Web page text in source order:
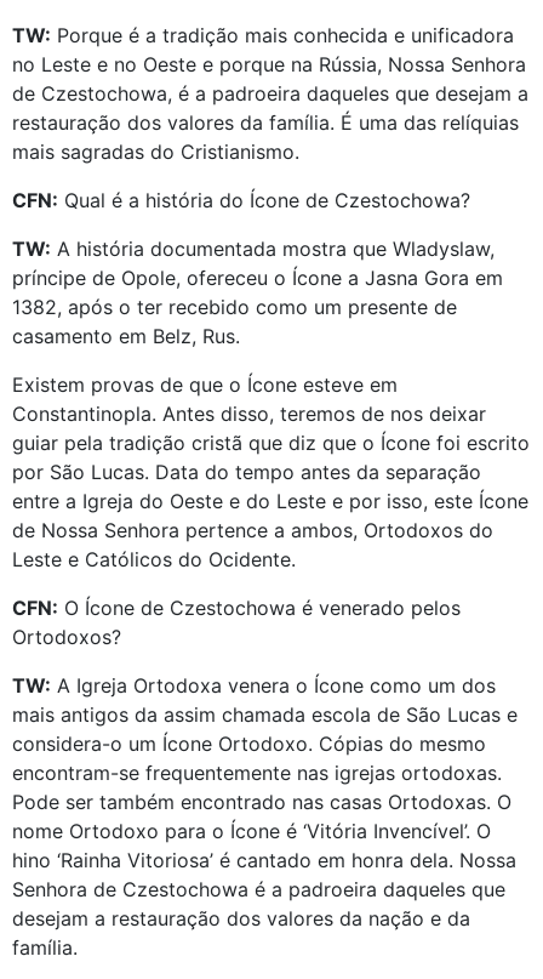
TW: Porque é a tradição mais conhecida e unificadora
no Leste e no Oeste e porque na Rússia, Nossa Senhora
de Czestochowa, é a padroeira daqueles que desejam a
restauração dos valores da família. É uma das relíquias
mais sagradas do Cristianismo.
CFN: Qual é a história do Ícone de Czestochowa?
TW: A história documentada mostra que Wladyslaw,
príncipe de Opole, ofereceu o Ícone a Jasna Gora em
1382, após o ter recebido como um presente de
casamento em Belz, Rus.
Existem provas de que o Ícone esteve em
Constantinopla. Antes disso, teremos de nos deixar
guiar pela tradição cristã que diz que o Ícone foi escrito
por São Lucas. Data do tempo antes da separação
entre a Igreja do Oeste e do Leste e por isso, este Ícone
de Nossa Senhora pertence a ambos, Ortodoxos do
Leste e Católicos do Ocidente.
CFN: O Ícone de Czestochowa é venerado pelos
Ortodoxos?
TW: A Igreja Ortodoxa venera o Ícone como um dos
mais antigos da assim chamada escola de São Lucas e
considera-o um Ícone Ortodoxo. Cópias do mesmo
encontram-se frequentemente nas igrejas ortodoxas.
Pode ser também encontrado nas casas Ortodoxas. O
nome Ortodoxo para o Ícone é ‘Vitória Invencível’. O
hino ‘Rainha Vitoriosa’ é cantado em honra dela. Nossa
Senhora de Czestochowa é a padroeira daqueles que
desejam a restauração dos valores da nação e da
família.